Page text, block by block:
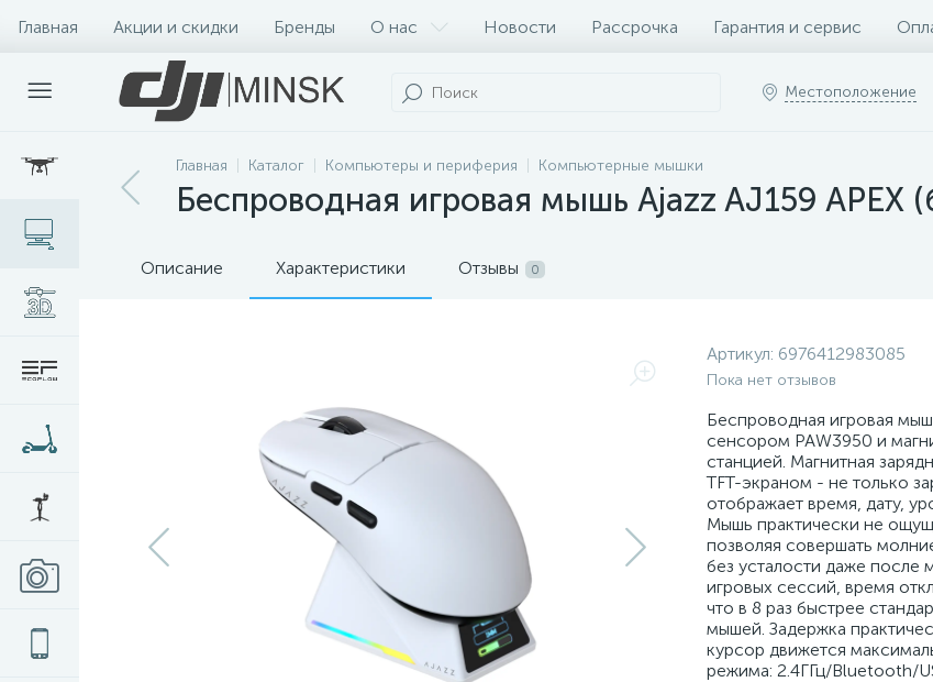
Главная Акции и скидки Бренды О нас Новости Рассрочка Гарантия и сервис
Местоположение
Главная Каталог Компьютеры и периферия Компьютерные мышки
Беспроводная игровая мышь Ajazz AJ159 APEX
Описание Характеристики Отзывы 0
Артикул: 6976412983085
Пока нет отзывов
Беспроводная игровая
сенсором PAW3950 и
станцией. Магнитная
TFT-экраном - не только
отображает время, дату,
Мышь практически не
позволяя совершать
без усталости даже после
игровых сессий, время
что в 8 раз быстрее
мышей. Задержка
курсор движется
режима: 2.4ГГц/Bluetooth/